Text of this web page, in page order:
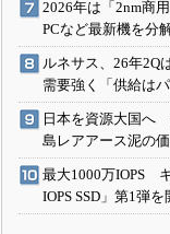
2026年は「2nm商
PCなど最新機を分
ルネサス、26年
需要強く「供給はパ
日本を資源大国へ
島レアアース泥の
最大1000万IOPS
IOPS SSD」第1弾を